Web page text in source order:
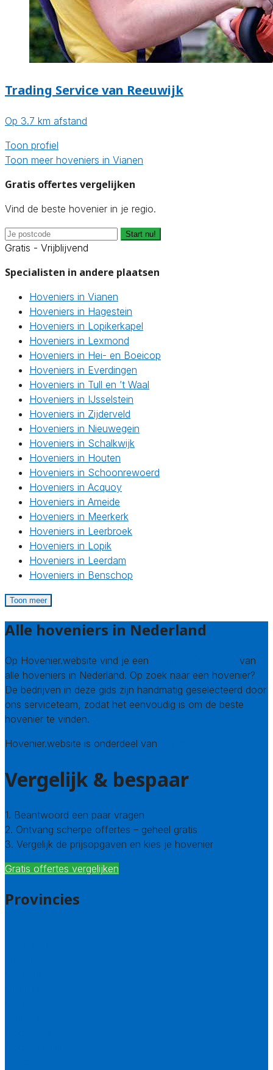
Trading Service van Reeuwijk
Op 3.7 km afstand
Toon profiel
Toon meer hoveniers in Vianen
Gratis offertes vergelijken
Vind de beste hovenier in je regio.
Start nu!
Gratis - Vrijblijvend
Specialisten in andere plaatsen
Hoveniers in Vianen
Hoveniers in Hagestein
Hoveniers in Lopikerkapel
Hoveniers in Lexmond
Hoveniers in Hei- en Boeicop
Hoveniers in Everdingen
Hoveniers in Tull en ’t Waal
Hoveniers in IJsselstein
Hoveniers in Zijderveld
Hoveniers in Nieuwegein
Hoveniers in Schalkwijk
Hoveniers in Houten
Hoveniers in Schoonrewoerd
Hoveniers in Acquoy
Hoveniers in Ameide
Hoveniers in Meerkerk
Hoveniers in Leerbroek
Hoveniers in Lopik
Hoveniers in Leerdam
Hoveniers in Benschop
Toon meer
Alle hoveniers in Nederland
Op Hovenier.website vind je een
van
alle hoveniers in Nederland. Op zoek naar een hovenier?
De bedrijven in deze gids zijn handmatig geselecteerd door
ons serviceteam, zodat het eenvoudig is om de beste
hovenier te vinden.
Hovenier.website is onderdeel van
Vergelijk & bespaar
1. Beantwoord een paar vragen
2. Ontvang scherpe offertes – geheel gratis
3. Vergelijk de prijsopgaven en kies je hovenier
Gratis offertes vergelijken
Provincies